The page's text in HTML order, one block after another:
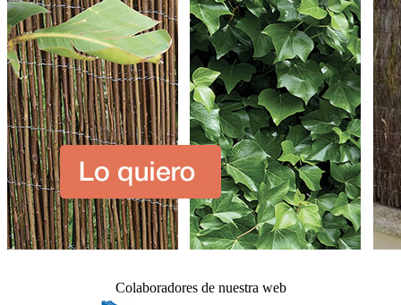
Colaboradores de nuestra web